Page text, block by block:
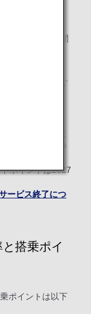
発時刻の24時間
払いの場合、ご
ヤーズ本会員の
ポイントは2027
ービス終了につ
搭乗ポイ
ポイントは以下